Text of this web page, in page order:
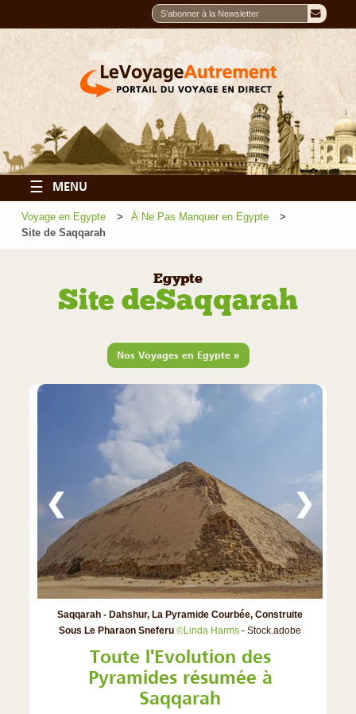
☰ MENU
Voyage en Egypte
À Ne Pas Manquer en Egypte
Site de Saqqarah
Egypte
Site de Saqqarah
Nos Voyages en Egypte »
Saqqarah - Dahshur, La Pyramide Courbée, Construite
Sous Le Pharaon Sneferu ©Linda Harms - Stock.adobe
❮ ❯
Toute l'Evolution des
Pyramides résumée à
Saqqarah